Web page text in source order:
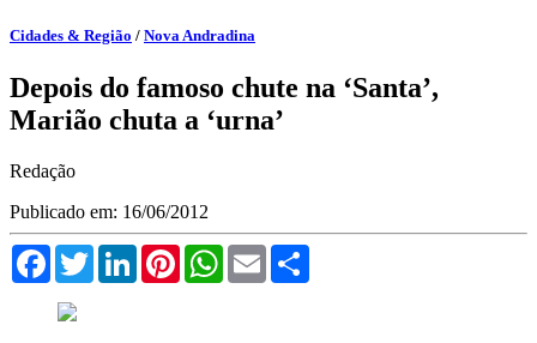
Cidades & Região / Nova Andradina
Depois do famoso chute na ‘Santa’,
Marião chuta a ‘urna’
Redação
Publicado em: 16/06/2012
FacebookTwitterLinkedInPinterestWhatsApp
Email